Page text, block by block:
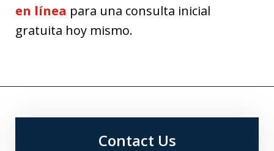
en línea para una consulta inicial
gratuita hoy mismo.
Contact Us